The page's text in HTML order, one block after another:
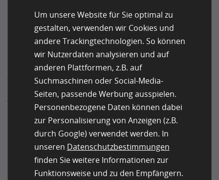
Die Crowd benötigt klare Kriterien, an denen sie sich
orientieren kann. Beispielsweise müssen die
Teilnehmer die Zielgruppe, das Unternehmen und das
Produkt kennen sowie wissen, was genau gefordert ist
und was als „No-Go“ gilt. Briefings für Kreativarbeiter
dürfen daher nicht vage sein, da dies zu Entwürfen
führt, die völlig am Ziel vorbeischießen. Auch die
angebotenen Anreize müssen in einem angemessenen
Verhältnis zur Aufgabe stehen. Werden Arbeitskräfte
für mehrere Stunden Arbeit zu gering bezahlt, wird dies
kaum zu einem exzellenten Endprodukt führen. Durch
attraktive Vergütungen werden die besten Talente für
das Unternehmen gewonnen. Ähnlich wie Details und
Erwartungen im Creative Crowdsourcing entscheidend
sind, ist auch das Verständnis der Nuancen bei der
Um unsere Website für Sie optimal zu
gestalten, verwenden wir Cookies und
andere Trackingtechnologien. So können
wir Nutzerdaten analysieren und auf
anderen Plattformen, z.B. auf
Suchmaschinen oder Social-Media-
Seiten, passende Werbung ausspielen.
Personenbezogene Daten können dabei
zur Personalisierung von Anzeigen (z.B.
durch Google) verwendet werden. In
unseren Datenschutzbestimmungen
finden Sie weitere Informationen zur
Funktionsweise und zu den Empfängern.